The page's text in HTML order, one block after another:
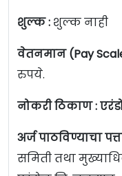
शुल्क : शुल्क नाही
वेतनमान (Pay
रुपये.
नोकरी ठिकाण :
अर्ज पाठविण्याचा
समिती तथा